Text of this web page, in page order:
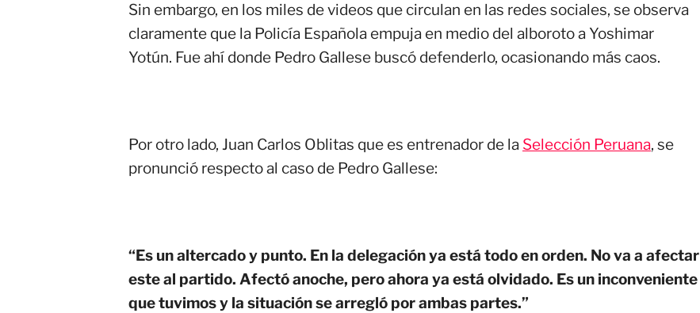
Sin embargo, en los miles de videos que circulan en las redes sociales, se observa
claramente que la Policía Española empuja en medio del alboroto a Yoshimar
Yotún. Fue ahí donde Pedro Gallese buscó defenderlo, ocasionando más caos.
Por otro lado, Juan Carlos Oblitas que es entrenador de la Selección Peruana, se
pronunció respecto al caso de Pedro Gallese:
“Es un altercado y punto. En la delegación ya está todo en orden. No va a afectar
este al partido. Afectó anoche, pero ahora ya está olvidado. Es un inconveniente
que tuvimos y la situación se arregló por ambas partes.”